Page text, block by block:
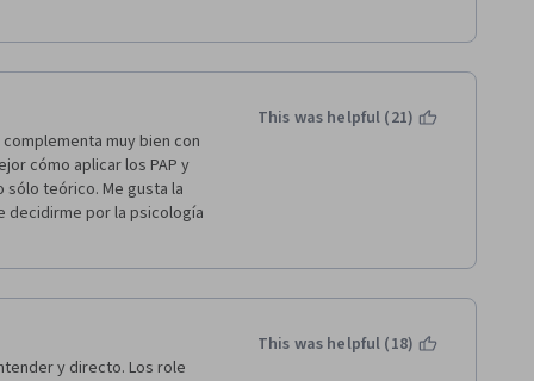
muy bien con
cómo aplicar los PAP y
sólo teórico. Me gusta la
decidirme por la psicología
This was helpful (21)
y directo. Los role
This was helpful (18)